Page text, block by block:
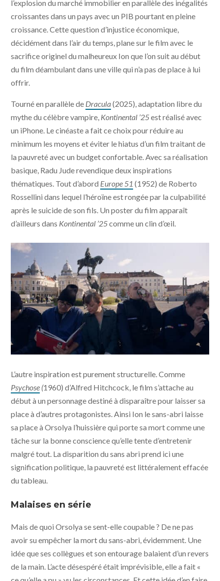
l’explosion du marché immobilier en parallèle des inégalités
croissantes dans un pays avec un PIB pourtant en pleine
croissance. Cette question d’injustice économique,
décidément dans l’air du temps, plane sur le film avec le
sacrifice originel du malheureux Ion que l’on suit au début
du film déambulant dans une ville qui n’a pas de place à lui
offrir.
Tourné en parallèle de Dracula(2025), adaptation libre du
mythe du célèbre vampire, Kontinental ’25est réalisé avec
un iPhone. Le cinéaste a fait ce choix pour réduire au
minimum les moyens et éviter le hiatus d’un film traitant de
la pauvreté avec un budget confortable. Avec sa réalisation
basique, Radu Jude revendique deux inspirations
thématiques. Tout d’abord Europe 51 (1952) de Roberto
Rossellini dans lequel l’héroïne est rongée par la culpabilité
après le suicide de son fils. Un poster du film apparaît
d’ailleurs dans Kontinental ’25comme un clin d’œil.
Films, Sovereign Films, Paul Thiltges Distributions -
Météore Films
L’autre inspiration est purement structurelle. Comme
Psychose (1960) d’Alfred Hitchcock, le film s’attache au
début à un personnage destiné à disparaître pour laisser sa
place à d’autres protagonistes. Ainsi Ion le sans-abri laisse
sa place à Orsolya l’huissière qui porte sa mort comme une
tâche sur la bonne conscience qu’elle tente d’entretenir
malgré tout. La disparition du sans abri prend ici une
signification politique, la pauvreté est littéralement effacée
du tableau.
Malaises en série
Mais de quoi Orsolya se sent-elle coupable ? De ne pas
avoir su empêcher la mort du sans-abri, évidemment. Une
idée que ses collègues et son entourage balaient d’un revers
de la main. L’acte désespéré était imprévisible, elle a fait «